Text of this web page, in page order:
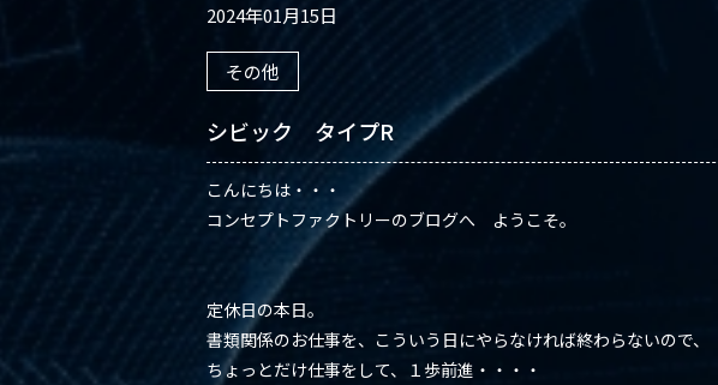
2024年01月15日
その他
シビック タイプR
こんにちは・・・
コンセプトファクトリーのブログへ ようこそ。
定休日の本日。
書類関係のお仕事を、こういう日にやらなければ終わらないので、
ちょっとだけ仕事をして、１歩前進・・・・